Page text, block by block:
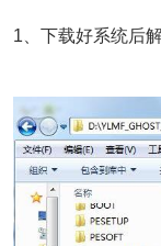
1、下载好系统后